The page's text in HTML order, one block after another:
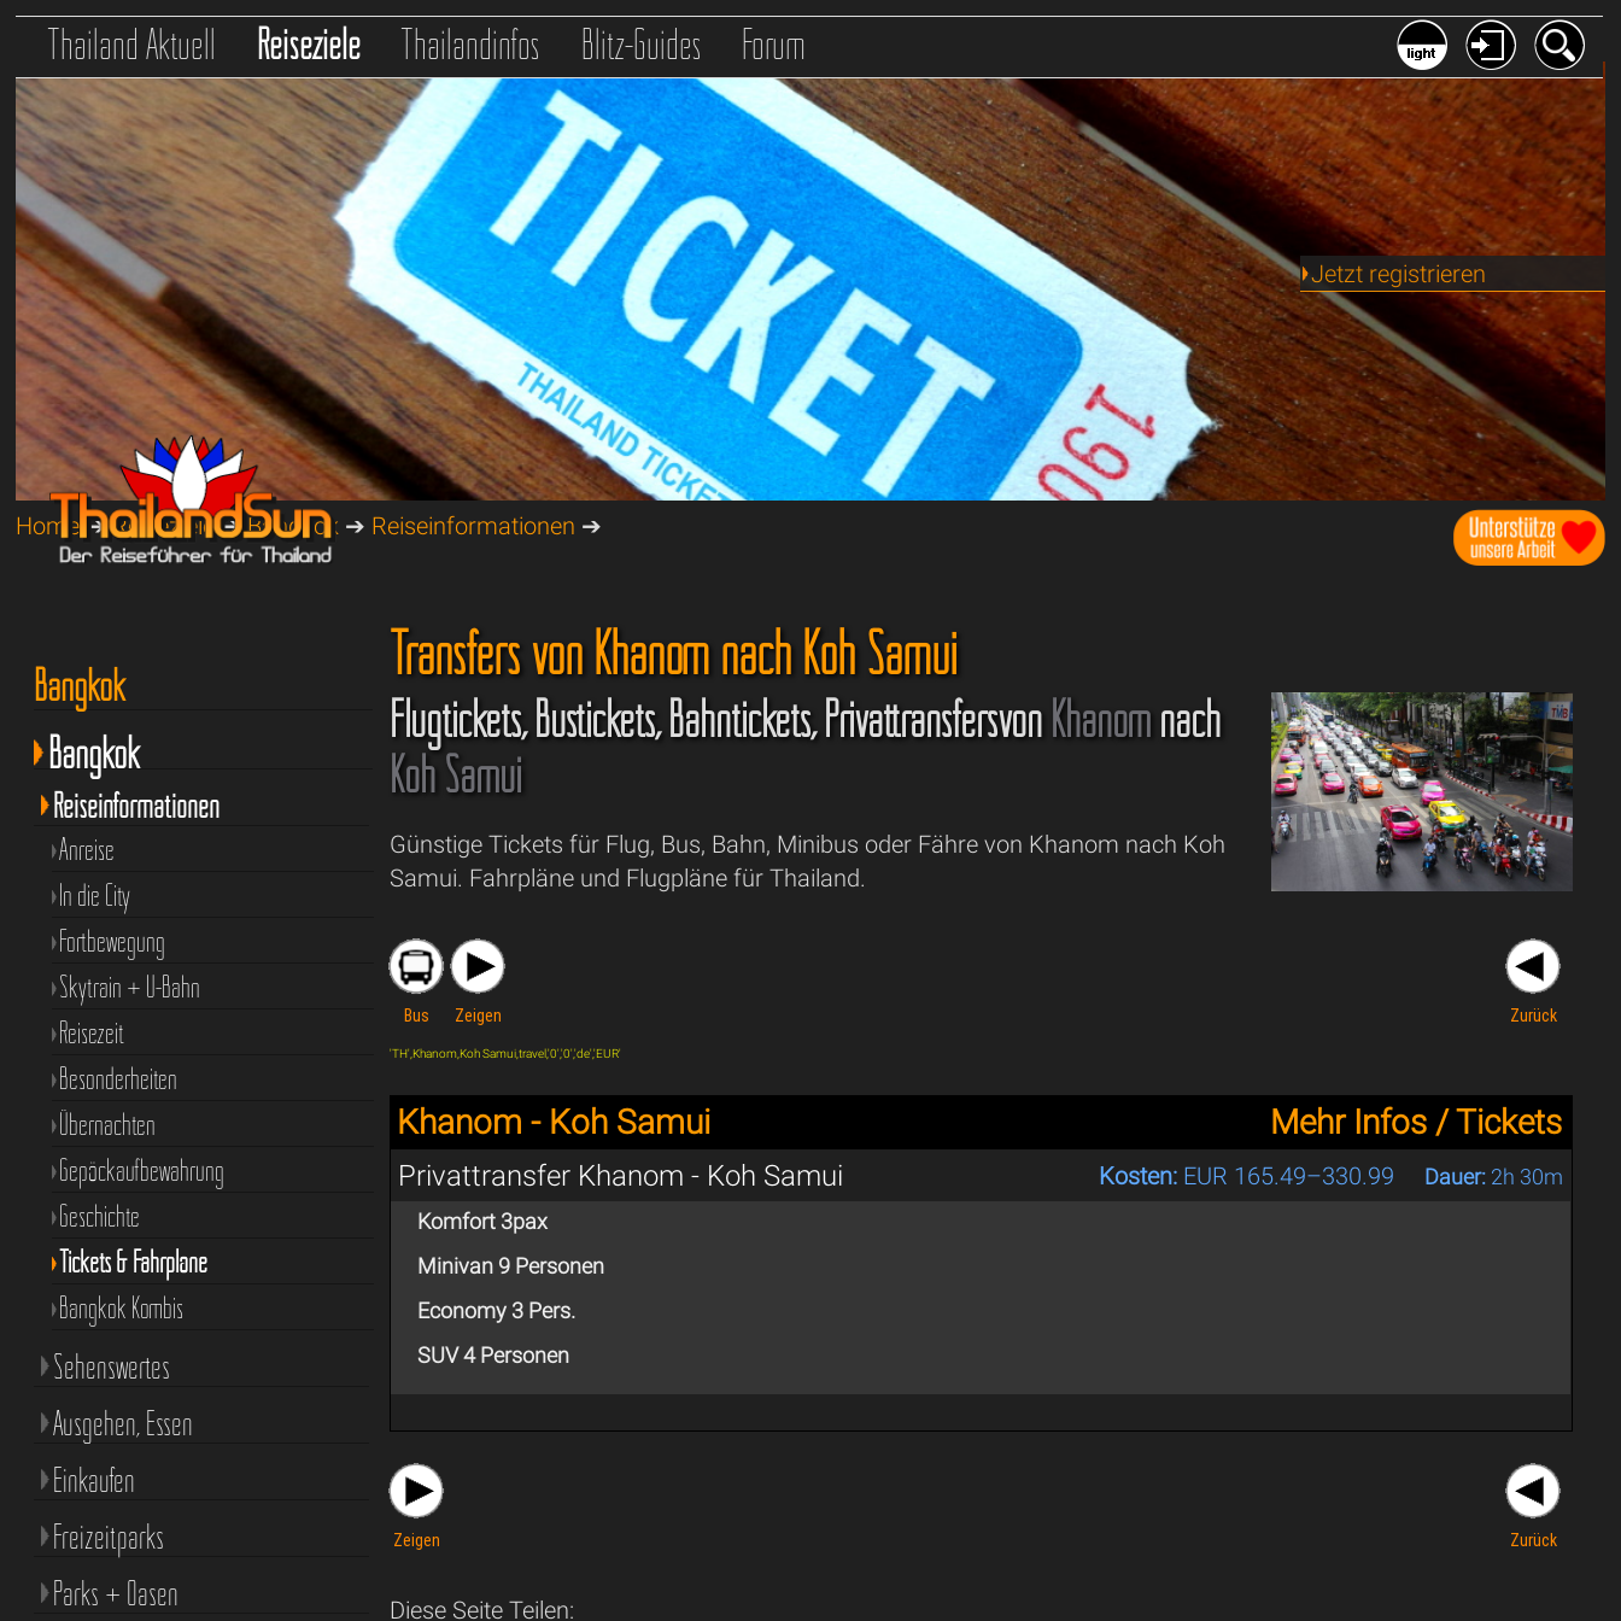
Thailand Aktuell Reiseziele Thailandinfos Blitz-Guides Forum
Jetzt registrieren
Home➔Reiseziele➔Bangkok ➔ Reiseinformationen ➔
Transfers von Khanom nach Koh Samui
Flugtickets, Bustickets, Bahntickets, Privattransfersvon Khanomnach
Koh Samui
Günstige Tickets für Flug, Bus, Bahn, Minibus oder Fähre von Khanom nach Koh
Samui. Fahrpläne und Flugpläne für Thailand.
Bus Zeigen Zurück
'TH',Khanom,Koh Samui,travel,'0','0','de','EUR'
Khanom - Koh Samui Mehr Infos / Tickets
Privattransfer Khanom - Koh Samui Kosten: EUR 165.49–330.99 Dauer: 2h 30m
Komfort 3pax
Minivan 9 Personen
Economy 3 Pers.
SUV 4 Personen
Zeigen Zurück
Diese Seite Teilen:
Bangkok
Bangkok
Reiseinformationen
Anreise
In die City
Fortbewegung
Skytrain + U-Bahn
Reisezeit
Besonderheiten
Übernachten
Gepäckaufbewahrung
Geschichte
Tickets & Fahrpläne
Bangkok Kombis
Sehenswertes
Ausgehen, Essen
Einkaufen
Freizeitparks
Parks + Oasen